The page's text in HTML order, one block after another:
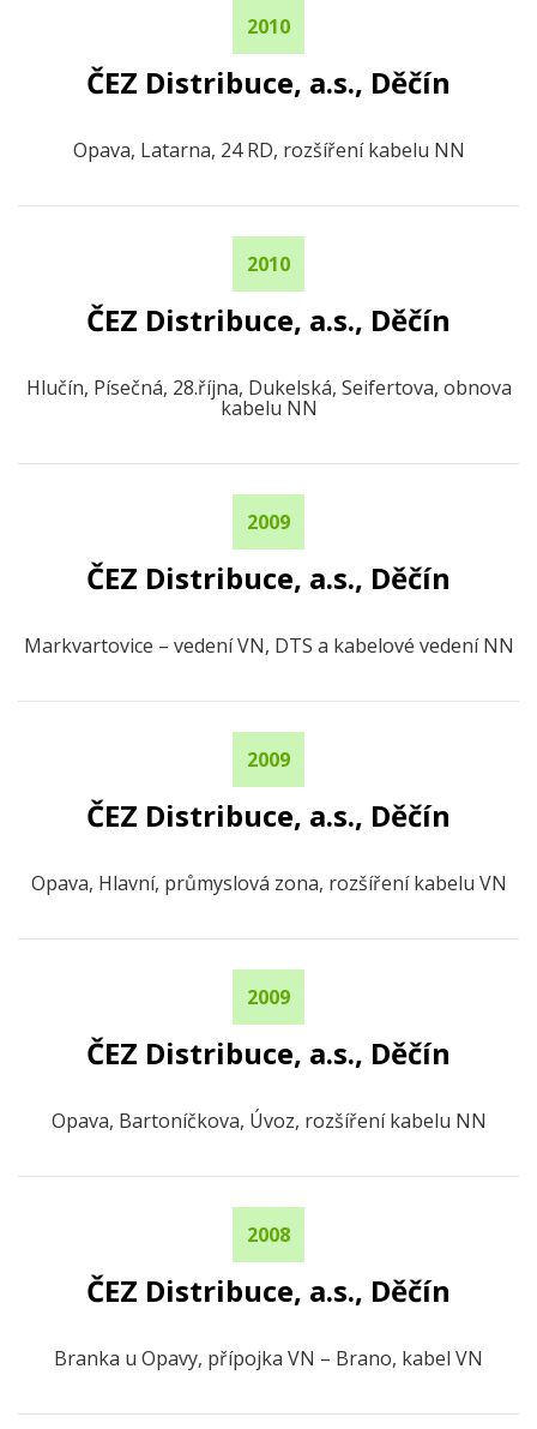
2010
ČEZ Distribuce, a.s., Děčín
Opava, Latarna, 24 RD, rozšíření kabelu NN
2010
ČEZ Distribuce, a.s., Děčín
Hlučín, Písečná, 28.října, Dukelská, Seifertova, obnova
kabelu NN
2009
ČEZ Distribuce, a.s., Děčín
Markvartovice – vedení VN, DTS a kabelové vedení NN
2009
ČEZ Distribuce, a.s., Děčín
Opava, Hlavní, průmyslová zona, rozšíření kabelu VN
2009
ČEZ Distribuce, a.s., Děčín
Opava, Bartoníčkova, Úvoz, rozšíření kabelu NN
2008
ČEZ Distribuce, a.s., Děčín
Branka u Opavy, přípojka VN – Brano, kabel VN